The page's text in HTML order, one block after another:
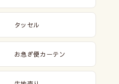
タッセル
お急ぎ便カーテン